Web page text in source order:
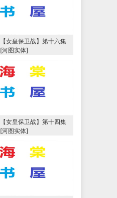
【女皇保卫战】第十六集
[河图实体]
【女皇保卫战】第十四集
[河图实体]